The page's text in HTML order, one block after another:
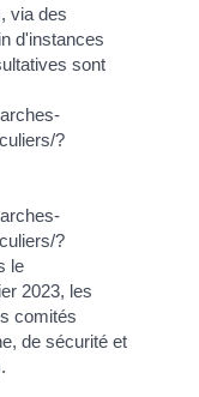
via des
d'instances
sont
?
?
le
2023, les
comités
de sécurité et